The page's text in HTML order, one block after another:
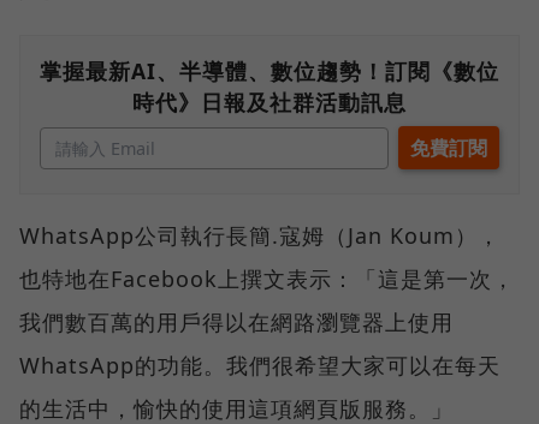
掌握最新AI、半導體、數位趨勢！訂閱《數位
時代》日報及社群活動訊息
WhatsApp公司執行長簡.寇姆（Jan Koum），
也特地在Facebook上撰文表示：「這是第一次，
我們數百萬的用戶得以在網路瀏覽器上使用
WhatsApp的功能。我們很希望大家可以在每天
的生活中，愉快的使用這項網頁版服務。」